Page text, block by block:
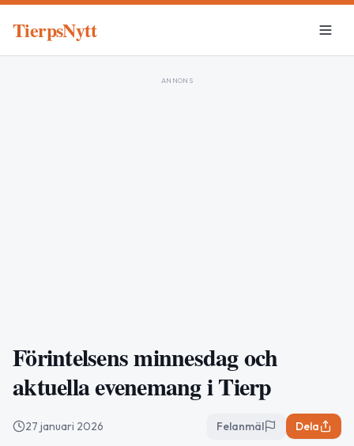
TierpsNytt
ANNONS
Förintelsens minnesdag och
aktuella evenemang i Tierp
27 januari 2026 Felanmäl Dela